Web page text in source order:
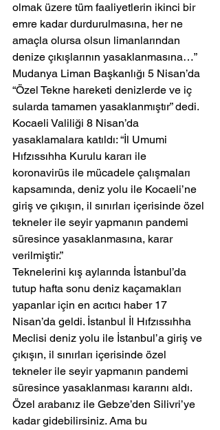
olmak üzere tüm faaliyetlerin ikinci bir
emre kadar durdurulmasına, her ne
amaçla olursa olsun limanlarından
denize çıkışlarının yasaklanmasına…”
Mudanya Liman Başkanlığı 5 Nisan’da
“Özel Tekne hareketi denizlerde ve iç
sularda tamamen yasaklanmıştır” dedi.
Kocaeli Valiliği 8 Nisan’da
yasaklamalara katıldı: “İl Umumi
Hıfzıssıhha Kurulu kararı ile
koronavirüs ile mücadele çalışmaları
kapsamında, deniz yolu ile Kocaeli’ne
giriş ve çıkışın, il sınırları içerisinde özel
tekneler ile seyir yapmanın pandemi
süresince yasaklanmasına, karar
verilmiştir.”
Teknelerini kış aylarında İstanbul’da
tutup hafta sonu deniz kaçamakları
yapanlar için en acıtıcı haber 17
Nisan’da geldi. İstanbul İl Hıfzıssıhha
Meclisi deniz yolu ile İstanbul’a giriş ve
çıkışın, il sınırları içerisinde özel
tekneler ile seyir yapmanın pandemi
süresince yasaklanması kararını aldı.
Özel arabanız ile Gebze’den Silivri’ye
kadar gidebilirsiniz. Ama bu